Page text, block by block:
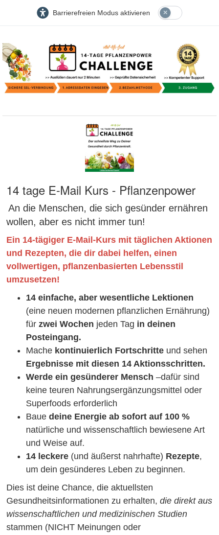
Barrierefreien Modus aktivieren
14 tage E-Mail Kurs - Pflanzenpower
An die Menschen, die sich gesünder ernähren
wollen, aber es nicht immer tun!
Ein 14-tägiger E-Mail-Kurs mit täglichen Aktionen
und Rezepten, die dir dabei helfen, einen
vollwertigen, pflanzenbasierten Lebensstil
umzusetzen!
14 einfache, aber wesentliche Lektionen
(eine neuen modernen pflanzlichen Ernährung)
für zwei Wochen jeden Tag in deinen
Posteingang.
Mache kontinuierlich Fortschritte und sehen
Ergebnisse mit diesen 14 Aktionsschritten.
Werde ein gesünderer Mensch –dafür sind
keine teuren Nahrungsergänzungsmittel oder
Superfoods erforderlich
Baue deine Energie ab sofort auf 100 %
natürliche und wissenschaftlich bewiesene Art
und Weise auf.
14 leckere (und äußerst nahrhafte) Rezepte,
um dein gesünderes Leben zu beginnen.
Dies ist deine Chance, die aktuellsten
Gesundheitsinformationen zu erhalten, die direkt aus
wissenschaftlichen und medizinischen Studien
stammen (NICHT Meinungen oder